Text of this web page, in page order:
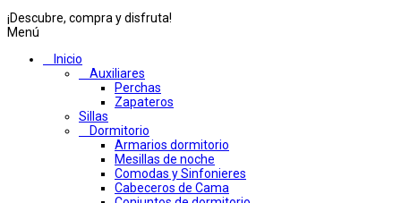
¡Descubre, compra y disfruta!
Menú
Inicio
Auxiliares
Perchas
Zapateros
Sillas
Dormitorio
Armarios dormitorio
Mesillas de noche
Comodas y Sinfonieres
Cabeceros de Cama